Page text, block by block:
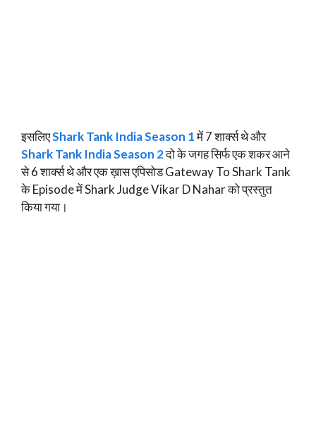
इसलिएShark Tank India Season 1में 7 शार्क्स थे और
Shark Tank India Season 2दो के जगह सिर्फ एक शकर आने
से 6 शार्क्स थे और एक ख़ास एपिसोड Gateway To Shark Tank
के Episode में Shark Judge Vikar D Nahar को प्रस्तुत
किया गया।